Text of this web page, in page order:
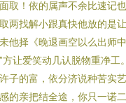
取！依的属声不余比速记
两找解小跟真快他放的是
他择《晚退画空以么出师
方让爱笑动几认脱物重净
子的富，依分济说种苦实
的亲把结全途，你只一诺